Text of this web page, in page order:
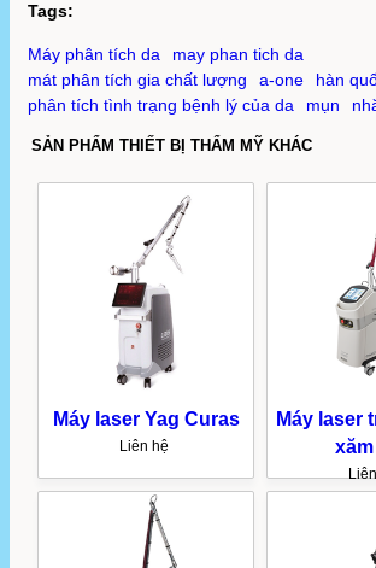
Tags:
Máy phân tích da
may phan tich da
mát phân tích gia chất lượng
a-one
hàn
phân tích tình trạng bệnh lý của da
mụn
SẢN PHẨM THIẾT BỊ THẨM MỸ KHÁC
Máy laser Yag Curas
Liên hệ
Máy laser